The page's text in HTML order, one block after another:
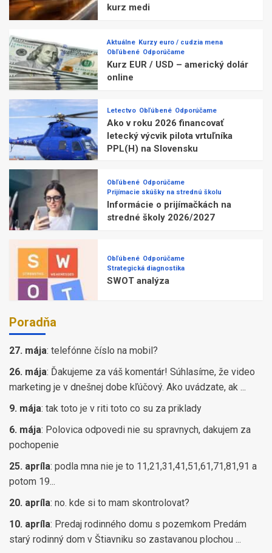
kurz medi
Aktuálne Kurzy euro / cudzia mena
Obľúbené Odporúčame
Kurz EUR / USD – americký dolár
online
Letectvo Obľúbené Odporúčame
Ako v roku 2026 financovať
letecký výcvik pilota vrtuľníka
PPL(H) na Slovensku
Obľúbené Odporúčame
Prijímacie skúšky na strednú školu
Informácie o prijímačkách na
stredné školy 2026/2027
Obľúbené Odporúčame
Strategická diagnostika
SWOT analýza
Poradňa
27. mája: telefónne číslo na mobil?
26. mája: Ďakujeme za váš komentár! Súhlasíme, že video
marketing je v dnešnej dobe kľúčový. Ako uvádzate, ak ...
9. mája: tak toto je v riti toto co su za priklady
6. mája: Polovica odpovedi nie su spravnych, dakujem za
pochopenie
25. apríla: podla mna nie je to 11,21,31,41,51,61,71,81,91 a
potom 19...
20. apríla: no. kde si to mam skontrolovat?
10. apríla: Predaj rodinného domu s pozemkom Predám
starý rodinný dom v Štiavniku so zastavanou plochou ...